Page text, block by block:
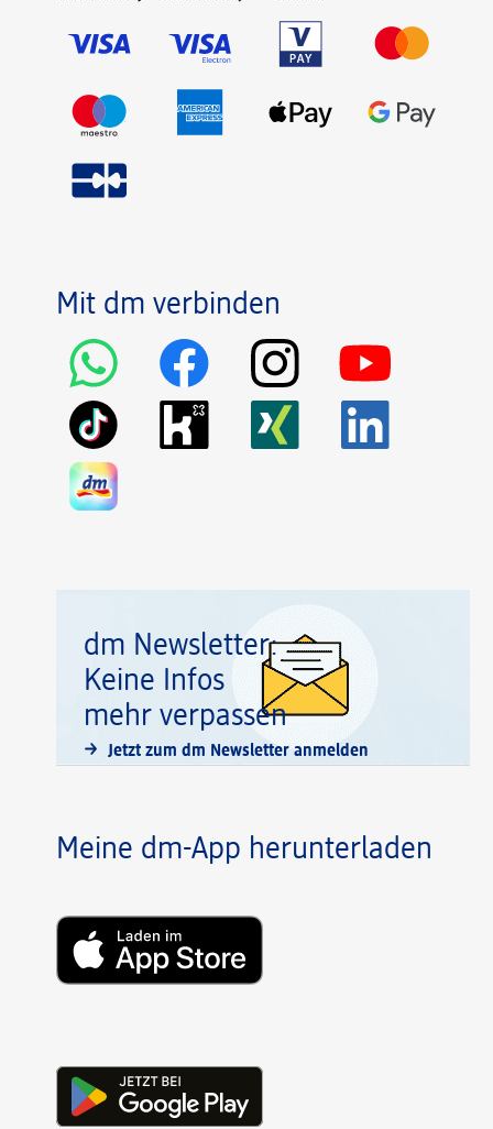
Mit dm verbinden
dm Newsletter:
Keine Infos
mehr verpassen
Jetzt zum dm Newsletter anmelden
Meine dm-App herunterladen